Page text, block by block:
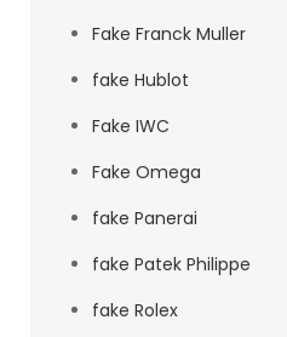
Fake Franck Muller
fake Hublot
Fake IWC
Fake Omega
fake Panerai
fake Patek Philippe
fake Rolex